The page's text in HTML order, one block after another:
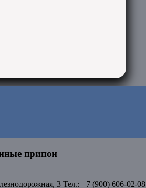
припои
3 Тел.: +7 (900) 606-02-08